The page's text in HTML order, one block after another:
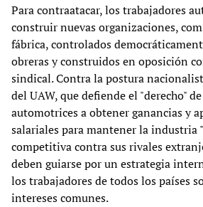
Para contraatacar, los trabajadores
construir nuevas organizaciones,
fábrica, controlados
obreras y construidos en oposición
sindical. Contra la postura
del UAW, que defiende el "derecho"
automotrices a obtener ganancias y
salariales para mantener la industria
competitiva contra sus rivales
deben guiarse por un estrategia
los trabajadores de todos los países
intereses comunes.